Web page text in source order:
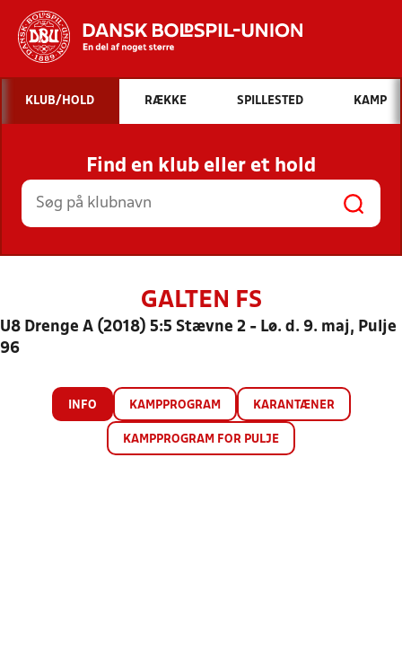
Hvad vil du søge efter?
INDHOLD OG NYHEDER
STILLINGER, RESULTATER, KLUBBER OG
HOLD
KLUB/HOLD RÆKKE SPILLESTED KAMP
Find en klub eller et hold
GALTEN FS
U8 Drenge A (2018) 5:5 Stævne 2 - Lø. d. 9. maj, Pulje
96
INFO KAMPPROGRAM KARANTÆNER
KAMPPROGRAM FOR PULJE